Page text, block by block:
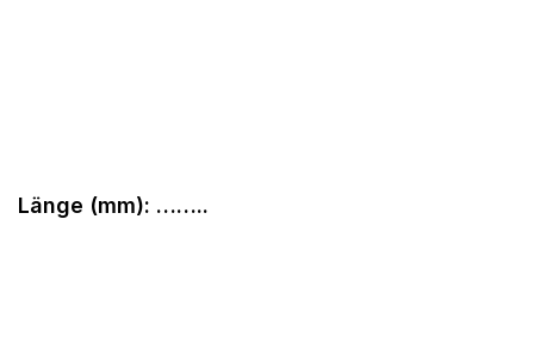
Länge (mm): ……..